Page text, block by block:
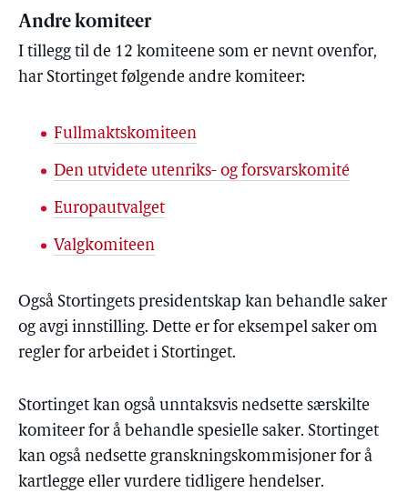
Andre komiteer
I tillegg til de 12 komiteene som er nevnt ovenfor,
har Stortinget følgende andre komiteer:
Fullmaktskomiteen
Den utvidete utenriks- og forsvarskomité
Europautvalget
Valgkomiteen
Også Stortingets presidentskap kan behandle saker
og avgi innstilling. Dette er for eksempel saker om
regler for arbeidet i Stortinget.
Stortinget kan også unntaksvis nedsette særskilte
komiteer for å behandle spesielle saker. Stortinget
kan også nedsette granskningskommisjoner for å
kartlegge eller vurdere tidligere hendelser.